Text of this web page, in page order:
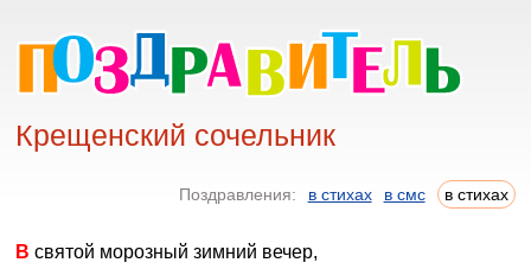
Крещенский сочельник
Поздравления: в стихах в смс в стихах
В святой морозный зимний вечер,